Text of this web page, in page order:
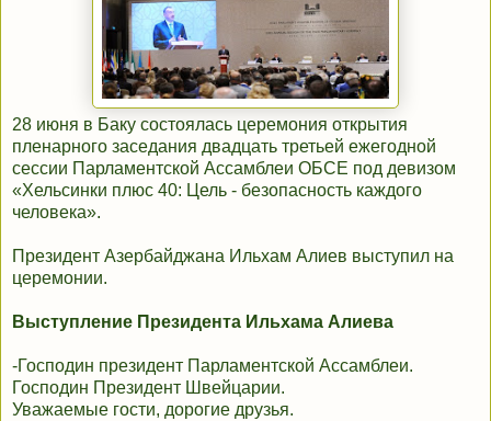
28 июня в Баку состоялась церемония открытия
пленарного заседания двадцать третьей ежегодной
сессии Парламентской Ассамблеи ОБСЕ под девизом
«Хельсинки плюс 40: Цель - безопасность каждого
человека».
Президент Азербайджана Ильхам Алиев выступил на
церемонии.
Выступление Президента Ильхама Алиева
-Господин президент Парламентской Ассамблеи.
Господин Президент Швейцарии.
Уважаемые гости, дорогие друзья.